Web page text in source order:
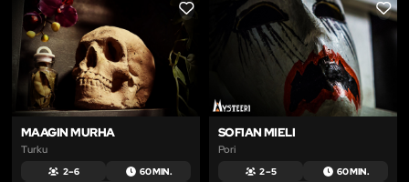
LIKE
MAAGIN MURHA
Turku
2 – 6 60 MIN.
LIKE
SOFIAN MIELI
Pori
2 – 5 60 MIN.